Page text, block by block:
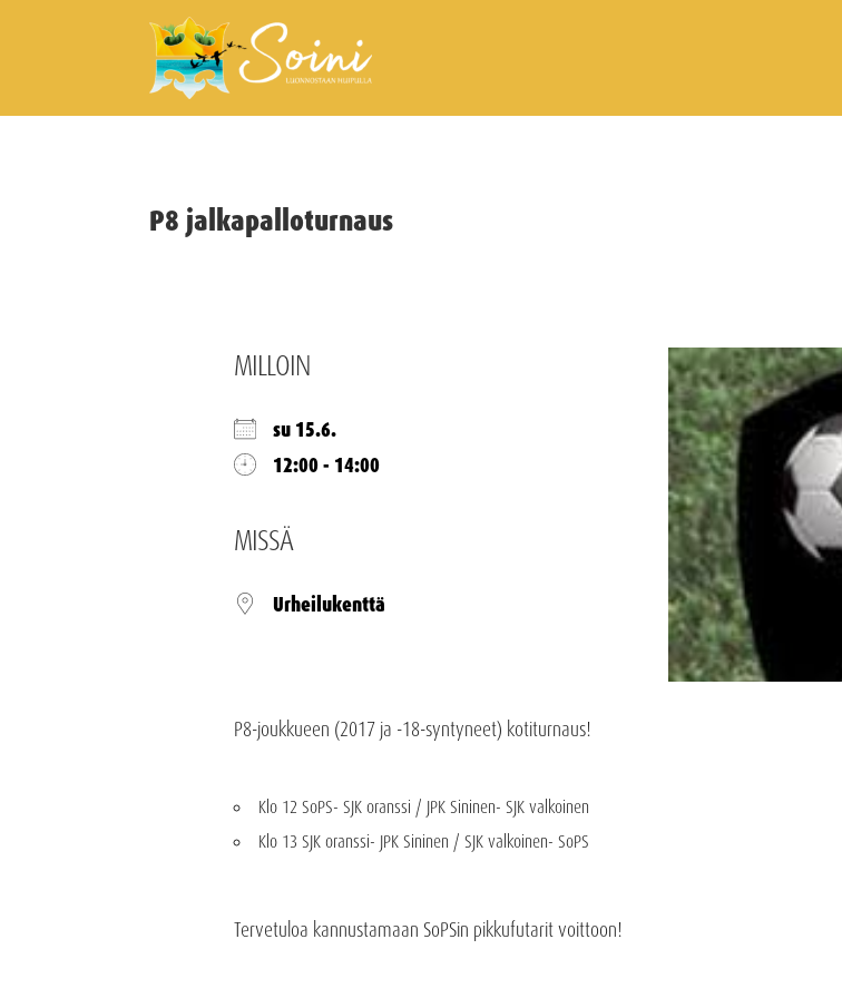
P8 jalkapalloturnaus
MILLOIN
su 15.6.
12:00 - 14:00
MISSÄ
Urheilukenttä
P8-joukkueen (2017 ja -18-syntyneet) kotiturnaus!
Klo 12 SoPS- SJK oranssi / JPK Sininen- SJK valkoinen
Klo 13 SJK oranssi- JPK Sininen / SJK valkoinen- SoPS
Tervetuloa kannustamaan SoPSin pikkufutarit voittoon!